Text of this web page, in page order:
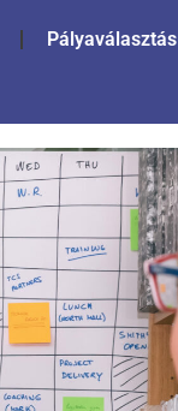
Pályaválasztás